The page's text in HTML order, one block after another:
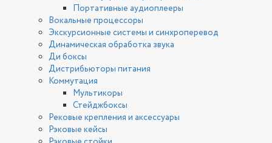
Портативные аудиоплееры
Вокальные процессоры
Экскурсионные системы и синхроперевод
Динамическая обработка звука
Ди боксы
Дистрибьюторы питания
Коммутация
Мультикоры
Стейджбоксы
Рековые крепления и аксессуары
Рэковые кейсы